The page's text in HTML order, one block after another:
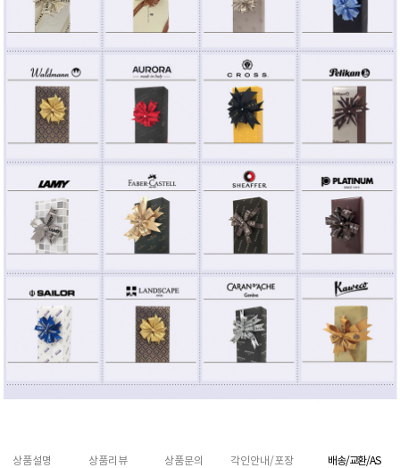
상품설명 상품리뷰 상품문의 각인안내/포장 배송/교환/AS